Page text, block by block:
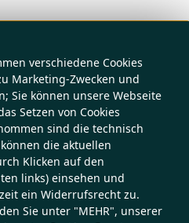
verschiedene Cookies
Marketing-Zwecken und
Sie können unsere Webseite
Setzen von Cookies
sind die technisch
die aktuellen
Klicken auf den
links) einsehen und
ein Widerrufsrecht zu.
Sie unter "MEHR", unserer